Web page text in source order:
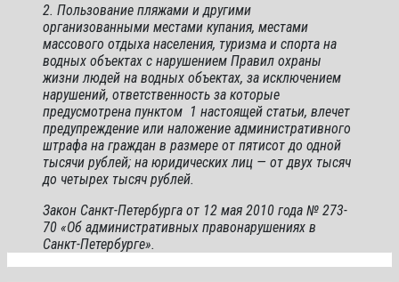
2. Пользование пляжами и другими
организованными местами купания, местами
массового отдыха населения, туризма и спорта на
водных объектах с нарушением Правил охраны
жизни людей на водных объектах, за исключением
нарушений, ответственность за которые
предусмотрена пунктом 1 настоящей статьи, влечет
предупреждение или наложение административного
штрафа на граждан в размере от пятисот до одной
тысячи рублей; на юридических лиц — от двух тысяч
до четырех тысяч рублей.
Закон Санкт-Петербурга от 12 мая 2010 года № 273-
70 «Об административных правонарушениях в
Санкт-Петербурге».